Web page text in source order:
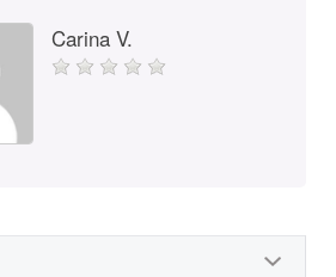
Carina V.